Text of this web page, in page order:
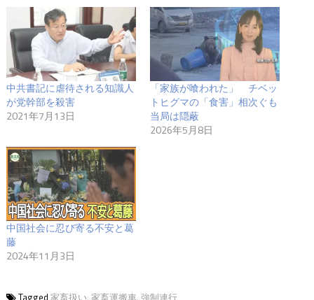
中共書記に虐待される知識人
が党幹部を殺害
2021年7月13日
「家族が喰われた」 チベッ
トヒグマの「食害」相次ぐも
当局は隠蔽
2026年5月8日
中国社会に忍び寄る不安と葛
藤
2024年11月3日
Tagged 家畜扱い, 家畜運搬車, 強制連行